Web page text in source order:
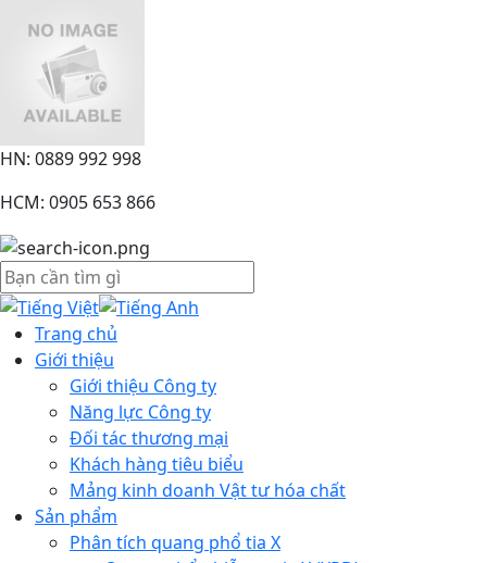
HN: 0889 992 998
HCM: 0905 653 866
Trang chủ
Giới thiệu
Giới thiệu Công ty
Năng lực Công ty
Đối tác thương mại
Khách hàng tiêu biểu
Mảng kinh doanh Vật tư hóa chất
Sản phẩm
Phân tích quang phổ tia X